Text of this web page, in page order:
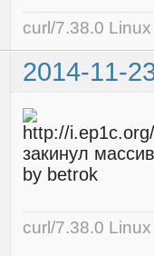
curl/7.38.0
2014-11-
закинул
by betrok
curl/7.38.0